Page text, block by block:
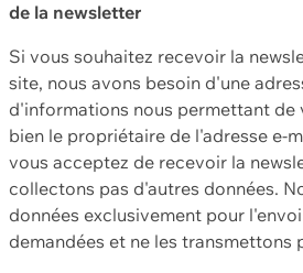
de la newsletter
Si vous souhaitez recevoir la
site, nous avons besoin d'une
d'informations nous permettant de
bien le propriétaire de l'adresse e-
vous acceptez de recevoir la
collectons pas d'autres données.
données exclusivement pour
demandées et ne les transmettons